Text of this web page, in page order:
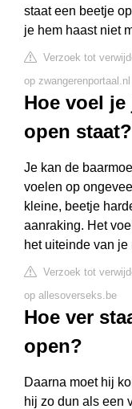
staat een beetje
je hem haast niet
Verzoek tot
op zwangerenportaal.nl
Hoe voel
open staat?
Je kan de
voelen op
kleine, beetje
aanraking. Het
het uiteinde van je
Verzoek tot
op allesoverseks.be
Hoe ver
open?
Daarna moet hij
hij zo dun als een